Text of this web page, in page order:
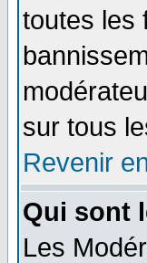
toutes les
sur tous
Revenir
Qui sont
Les